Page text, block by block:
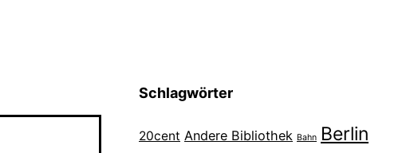
Schlagwörter
20cent Andere Bibliothek Bahn Berlin